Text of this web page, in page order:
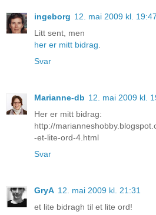
ingeborg 12. mai 2009 kl. 19:47
Litt sent, men
her er mitt bidrag
Svar
Marianne-db 12. mai 2009 kl.
Her er mitt bidrag:
http://
-et-lite-ord-4.html
Svar
GryA 12. mai 2009 kl. 21:31
et lite bidragh til et lite ord!